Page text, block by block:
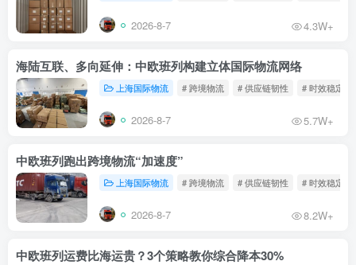
2026-8-7 4.3W+
海陆互联、多向延伸：中欧班列构建立体国际物流网络
上海国际物流 # 跨境物流 # 供应链韧性 # 时效稳定
2026-8-7 5.7W+
中欧班列跑出跨境物流“加速度”
上海国际物流 # 跨境物流 # 供应链韧性 # 时效稳定
2026-8-7 8.2W+
中欧班列运费比海运贵？3个策略教你综合降本30%